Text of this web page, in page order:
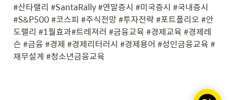
슨과 투자 상식으로 누구나 현명한 투
자자가 될 수 있습니다. ■ 포인트로
시작하는 새로운 금융 습관 소액으로
도 금과 명품에 손쉽게 투자하여…
#산타랠리 #SantaRally #연말증시 #미국증시 #국내증시
#S&P500 #코스피 #주식전망 #투자전략 #포트폴리오 #안
도랠리 #1월효과#트레져러 #금융교육 #경제교육 #경제레
슨 #금융 #경제 #경제리터러시 #경제용어 #성인금융교육 #
재무설계 #청소년금융교육